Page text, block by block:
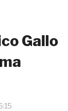
Gallo